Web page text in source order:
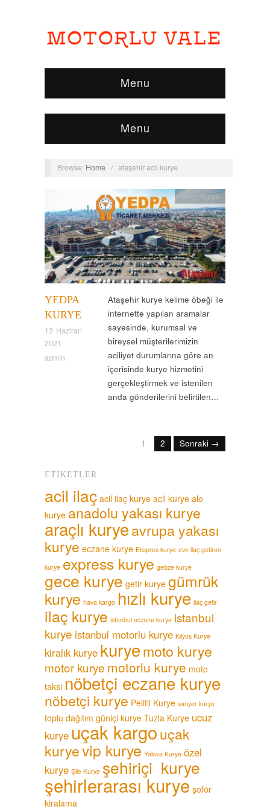
Menu
Menu
Browse: Home / ataşehir acil kurye
YEDPA
KURYE
13 Haziran
2021
admin
Moto Kurye
Ataşehir kurye kelime öbeği ile
internette yapılan aramalar
sayesinde, kurumsal ve
bireysel müşterilerimizin
aciliyet durumlarına göre an
içerisinde kurye hizmetini
gerçekleştirmek ve istenilen
anda gönderilerini belirtilen…
1 2 Sonraki →
ETIKETLER
acil ilaç acil ilaç kurye acil kurye alo
kurye anadolu yakası kurye
araçlı kuryeavrupa yakası
kurye eczane kurye Ekspres kurye eve ilaç getiren
kurye express kurye gebze kurye
gece kurye getir kurye gümrük
kurye hava kargo hızlı kurye ilaç getir
ilaç kurye istanbul eczane kurye istanbul
kurye istanbul motorlu kurye Kilyos Kurye
kiralık kurye kuryemoto kurye
motor kurye motorlu kurye moto
taksi nöbetçi eczane kurye
nöbetçi kurye Pelitli Kurye sarıyer kurye
toplu dağıtım güniçi kurye Tuzla Kurye ucuz
kurye uçak kargouçak
kuryevip kurye Yalova Kurye özel
kurye Şile Kurye şehiriçi kurye
şehirlerarası kurye şoför
kiralama